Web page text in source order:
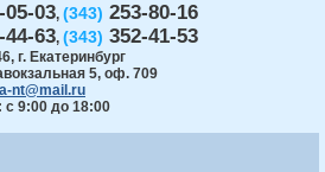
05-03, (343) 253-80-16
44-63, (343) 352-41-53
, г. Екатеринбург
5, оф. 709
nt@mail.ru
с 9:00 до 18:00